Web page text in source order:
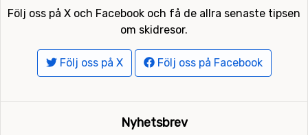
Följ oss på X och Facebook och få de allra senaste tipsen
om skidresor.
Följ oss på X Följ oss på Facebook
Nyhetsbrev